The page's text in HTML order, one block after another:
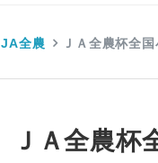
JA全農 ＪＡ全農杯全
ＪＡ全農杯